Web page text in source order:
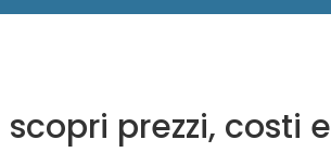
prezzi, costi e